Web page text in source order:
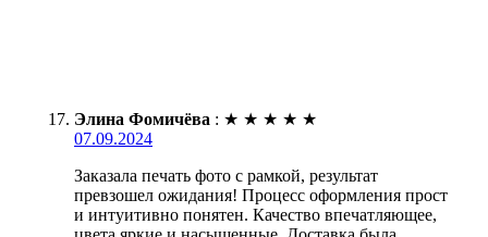
Элина Фомичёва : ★ ★ ★ ★ ★
07.09.2024
Заказала печать фото с рамкой, результат
превзошел ожидания! Процесс оформления прост
и интуитивно понятен. Качество впечатляющее,